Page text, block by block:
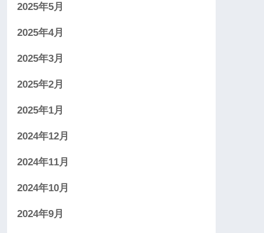
2025年5月
2025年4月
2025年3月
2025年2月
2025年1月
2024年12月
2024年11月
2024年10月
2024年9月